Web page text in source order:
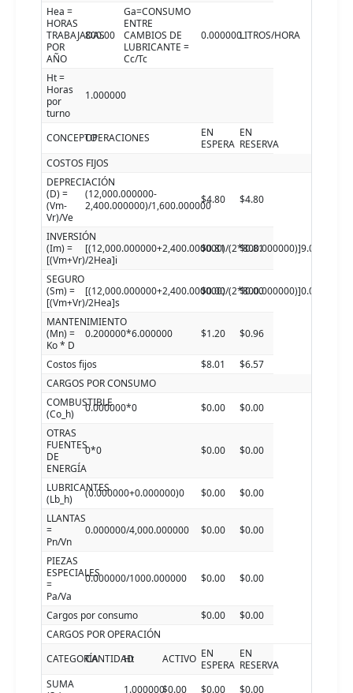
Hea =
HORAS
TRABAJADAS
POR
AÑO
800.00
Ga=CONSUMO
ENTRE
CAMBIOS DE
LUBRICANTE =
Cc/Tc
0.000000LITROS/HORA
Ht =
Horas
por
turno
1.000000
CONCEPTOOPERACIONES
EN
ESPERA
EN
RESERVA
COSTOS FIJOS
DEPRECIACIÓN
(D) =
(Vm-
Vr)/Ve
(12,000.000000-
2,400.000000)/1,600.000000$4.80 $4.80
INVERSIÓN
(Im) =
[(Vm+Vr)/2Hea]i
[(12,000.000000+2,400.000000)/(2*800.000000)]9.000000
$0.81 $0.81
SEGURO
(Sm) =
[(Vm+Vr)/2Hea]s
[(12,000.000000+2,400.000000)/(2*800.000000)]0.000000
$0.00 $0.00
MANTENIMIENTO
(Mn) =
Ko * D
0.200000*6.000000 $1.20 $0.96
Costos fijos $8.01
$6.57
CARGOS POR CONSUMO
COMBUSTIBLE
(Co_h)
0.000000*0 $0.00
$0.00
OTRAS
FUENTES
DE
ENERGÍA
0*0 $0.00 $0.00
LUBRICANTES
(Lb_h)
(0.000000+0.000000)0 $0.00
$0.00
LLANTAS
=
Pn/Vn
0.000000/4,000.000000 $0.00 $0.00
PIEZAS
ESPECIALES
=
Pa/Va
0.000000/1000.000000 $0.00 $0.00
Cargos por consumo $0.00
$0.00
CARGOS POR OPERACIÓN
CATEGORÍACANTIDAD
Ht ACTIVO EN
ESPERA
EN
RESERVA
SUMA
1.000000$0.00 $0.00 $0.00